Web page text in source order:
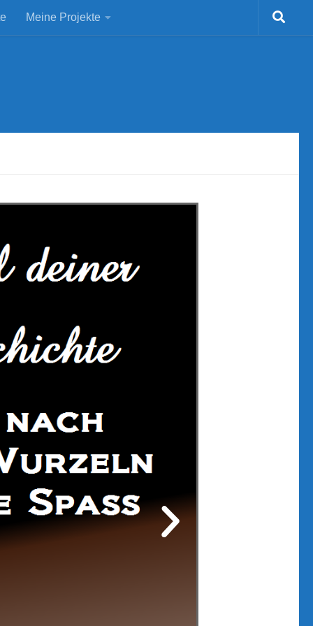
Meine Projekte